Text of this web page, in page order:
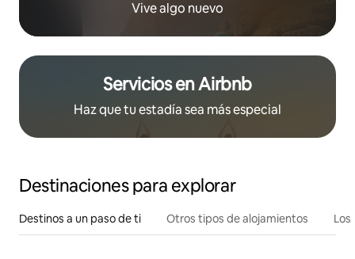
Vive algo nuevo
Servicios en Airbnb
Haz que tu estadía sea más especial
Destinaciones para explorar
Destinos a un paso de ti Otros tipos de alojamientos